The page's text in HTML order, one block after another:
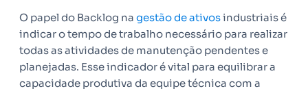
O papel do Backlog na gestão de ativosindustriais é
indicar o tempo de trabalho necessário para realizar
todas as atividades de manutenção pendentes e
planejadas. Esse indicador é vital para equilibrar a
capacidade produtiva da equipe técnica com a